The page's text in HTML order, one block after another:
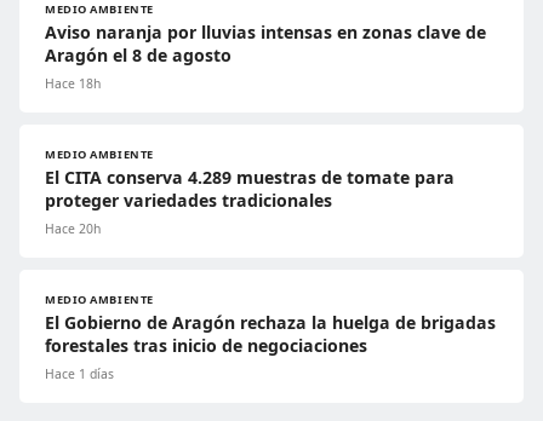
MEDIO AMBIENTE
Aviso naranja por lluvias intensas en zonas clave de
Aragón el 8 de agosto
Hace 18h
MEDIO AMBIENTE
El CITA conserva 4.289 muestras de tomate para
proteger variedades tradicionales
Hace 20h
MEDIO AMBIENTE
El Gobierno de Aragón rechaza la huelga de brigadas
forestales tras inicio de negociaciones
Hace 1 días